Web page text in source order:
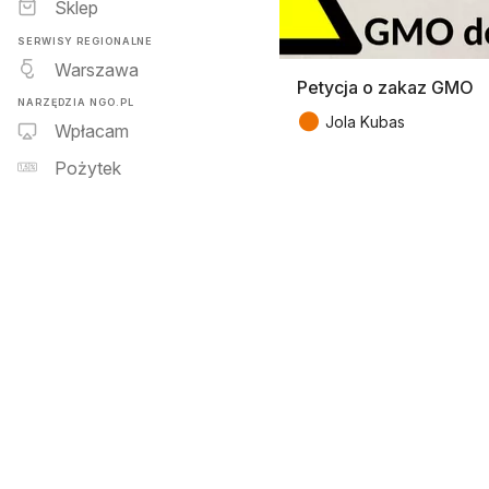
Sklep
SERWISY REGIONALNE
Warszawa
NARZĘDZIA NGO.PL
Wpłacam
Pożytek
Petycja o zakaz GMO
● Jola Kubas